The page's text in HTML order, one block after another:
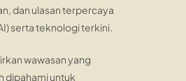
dan ulasan terpercaya
serta teknologi terkini.
wawasan yang
dipahami untuk